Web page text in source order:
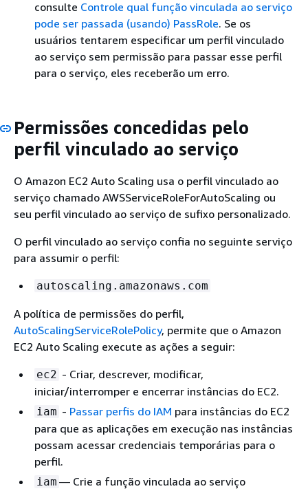
consulte Controle qual função vinculada ao serviço
pode ser passada (usando) PassRole. Se os
usuários tentarem especificar um perfil vinculado
ao serviço sem permissão para passar esse perfil
para o serviço, eles receberão um erro.
Permissões concedidas pelo
perfil vinculado ao serviço
O Amazon EC2 Auto Scaling usa o perfil vinculado ao
serviço chamado AWSServiceRoleForAutoScaling ou
seu perfil vinculado ao serviço de sufixo personalizado.
O perfil vinculado ao serviço confia no seguinte serviço
para assumir o perfil:
autoscaling.amazonaws.com
A política de permissões do perfil,
AutoScalingServiceRolePolicy, permite que o Amazon
EC2 Auto Scaling execute as ações a seguir:
ec2 - Criar, descrever, modificar,
iniciar/interromper e encerrar instâncias do EC2.
iam - Passar perfis do IAM para instâncias do EC2
para que as aplicações em execução nas instâncias
possam acessar credenciais temporárias para o
perfil.
iam — Crie a função vinculada ao serviço